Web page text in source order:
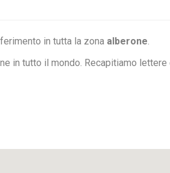
in tutta la zona alberone.
in tutto il mondo. Recapitiamo lettere